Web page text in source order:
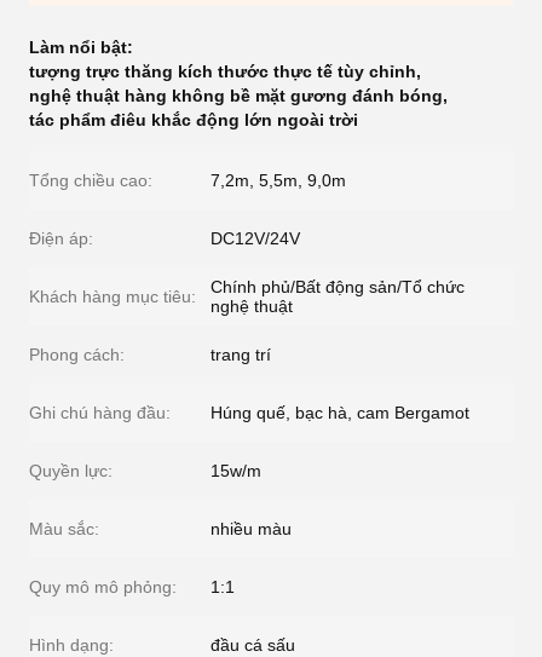
Làm nổi bật:
tượng trực thăng kích thước thực tế tùy chỉnh,
nghệ thuật hàng không bề mặt gương đánh bóng,
tác phẩm điêu khắc động lớn ngoài trời
Tổng chiều cao: 7,2m, 5,5m, 9,0m
Điện áp: DC12V/24V
Khách hàng mục tiêu:
Chính phủ/Bất động sản/Tổ chức
nghệ thuật
Phong cách: trang trí
Ghi chú hàng đầu: Húng quế, bạc hà, cam Bergamot
Quyền lực: 15w/m
Màu sắc: nhiều màu
Quy mô mô phỏng: 1:1
Hình dạng: đầu cá sấu